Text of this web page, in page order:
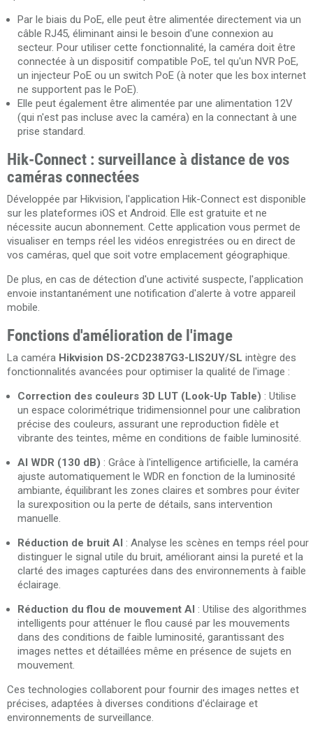
Par le biais du PoE, elle peut être alimentée directement via un
câble RJ45, éliminant ainsi le besoin d'une connexion au
secteur. Pour utiliser cette fonctionnalité, la caméra doit être
connectée à un dispositif compatible PoE, tel qu'un NVR PoE,
un injecteur PoE ou un switch PoE (à noter que les box internet
ne supportent pas le PoE).
Elle peut également être alimentée par une alimentation 12V
(qui n'est pas incluse avec la caméra) en la connectant à une
prise standard.
Hik-Connect : surveillance à distance de vos
caméras connectées
Développée par Hikvision, l'application Hik-Connect est disponible
sur les plateformes iOS et Android. Elle est gratuite et ne
nécessite aucun abonnement. Cette application vous permet de
visualiser en temps réel les vidéos enregistrées ou en direct de
vos caméras, quel que soit votre emplacement géographique.
De plus, en cas de détection d'une activité suspecte, l'application
envoie instantanément une notification d'alerte à votre appareil
mobile.
Fonctions d'amélioration de l'image
La caméra Hikvision DS-2CD2387G3-LIS2UY/SL intègre des
fonctionnalités avancées pour optimiser la qualité de l'image :
Correction des couleurs 3D LUT (Look-Up Table) : Utilise
un espace colorimétrique tridimensionnel pour une calibration
précise des couleurs, assurant une reproduction fidèle et
vibrante des teintes, même en conditions de faible luminosité.
AI WDR (130 dB) : Grâce à l'intelligence artificielle, la caméra
ajuste automatiquement le WDR en fonction de la luminosité
ambiante, équilibrant les zones claires et sombres pour éviter
la surexposition ou la perte de détails, sans intervention
manuelle.
Réduction de bruit AI : Analyse les scènes en temps réel pour
distinguer le signal utile du bruit, améliorant ainsi la pureté et la
clarté des images capturées dans des environnements à faible
éclairage.
Réduction du flou de mouvement AI : Utilise des algorithmes
intelligents pour atténuer le flou causé par les mouvements
dans des conditions de faible luminosité, garantissant des
images nettes et détaillées même en présence de sujets en
mouvement.
Ces technologies collaborent pour fournir des images nettes et
précises, adaptées à diverses conditions d'éclairage et
environnements de surveillance.